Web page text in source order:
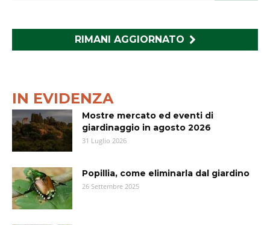
RIMANI AGGIORNATO
IN EVIDENZA
Mostre mercato ed eventi di
giardinaggio in agosto 2026
31 Luglio 2026
Popillia, come eliminarla dal giardino
26 Settembre 2025